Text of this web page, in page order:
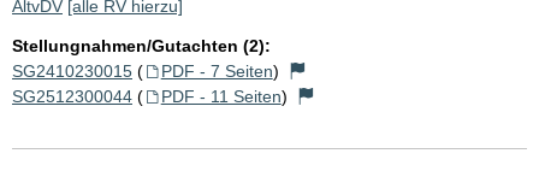
AltvDV [alle RV hierzu]
Stellungnahmen/Gutachten (2):
SG2410230015 ( PDF - 7 Seiten)
SG2512300044 ( PDF - 11 Seiten)